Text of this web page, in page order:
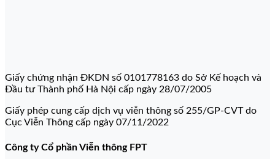
Giấy chứng nhận ĐKDN số 0101778163 do Sở Kế hoạch và
Đầu tư Thành phố Hà Nội cấp ngày 28/07/2005
Giấy phép cung cấp dịch vụ viễn thông số 255/GP-CVT do
Cục Viễn Thông cấp ngày 07/11/2022
Công ty Cổ phần Viễn thông FPT